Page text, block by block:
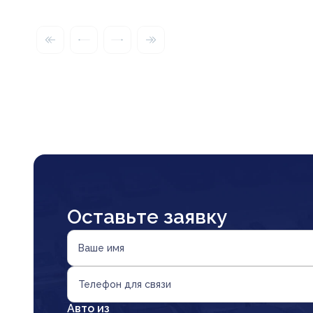
Оставьте заявку
Ваше имя
Телефон для связи
Авто из